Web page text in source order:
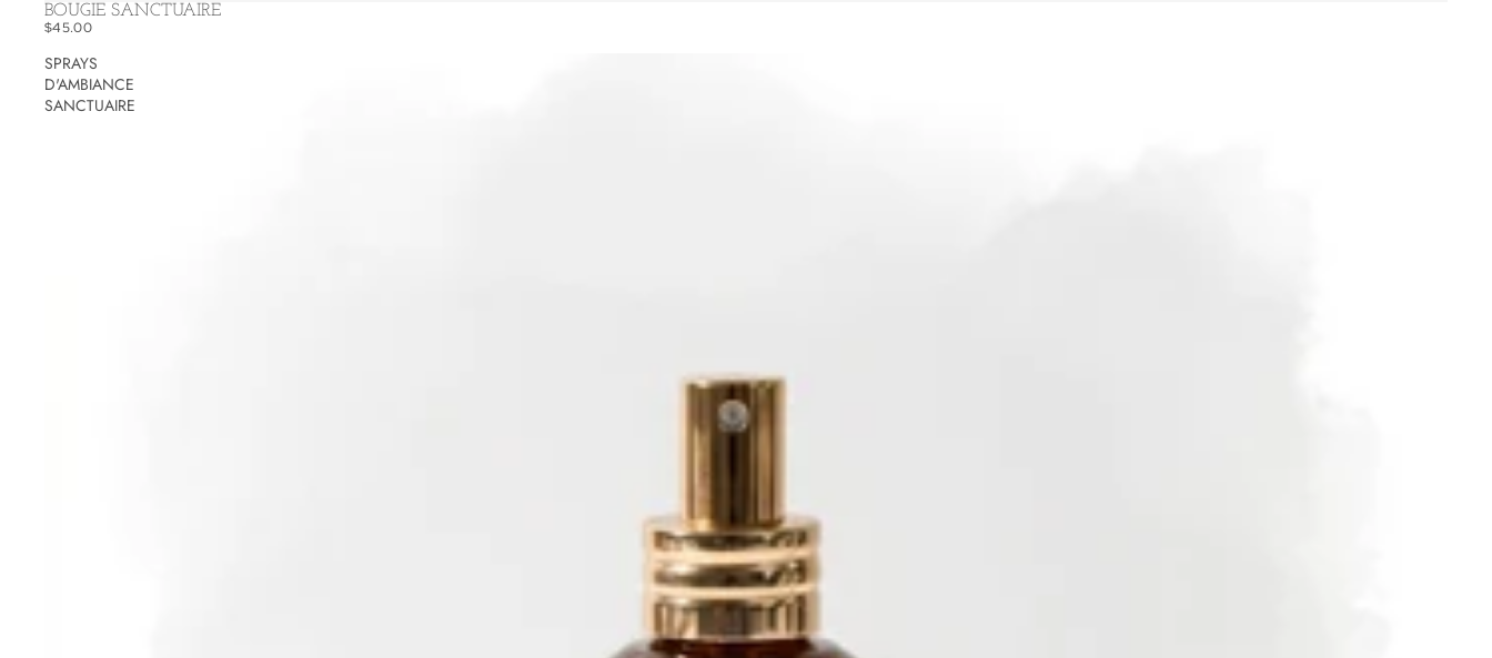
BOUGIE SANCTUAIRE
$45.00
SPRAYS
D'AMBIANCE
SANCTUAIRE